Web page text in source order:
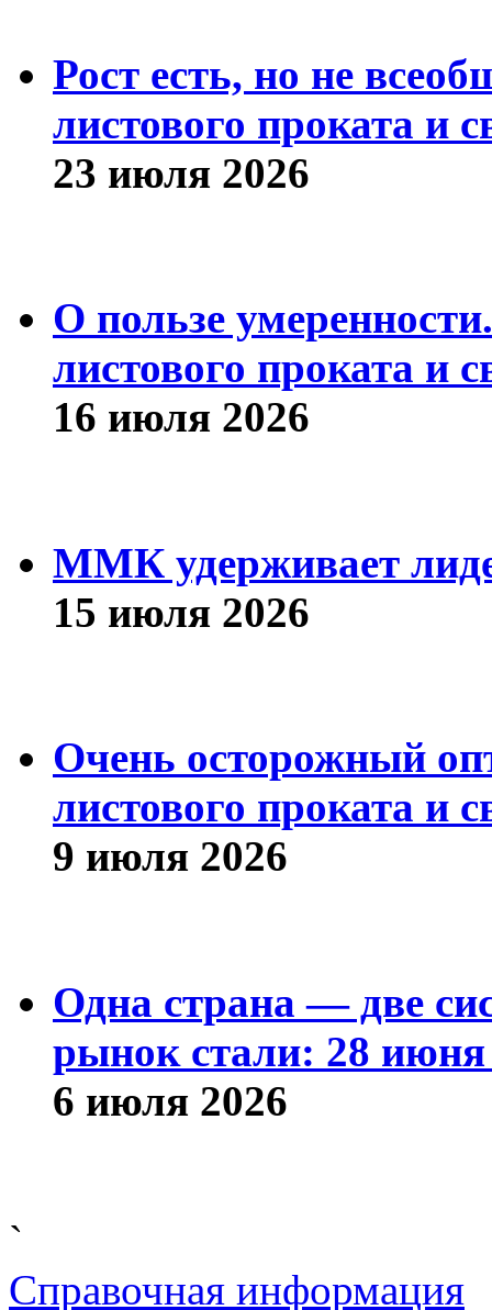
Рост есть, но не
листового проката и
23 июля 2026
О пользе
листового проката и
16 июля 2026
ММК удерживает
15 июля 2026
Очень осторожный
листового проката и
9 июля 2026
Одна страна — две
рынок стали: 28
6 июля 2026
`
Справочная информация